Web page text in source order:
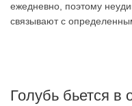
ежедневно, поэтому
связывают с
Голубь бьется в